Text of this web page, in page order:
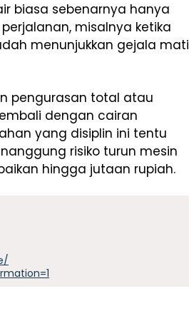
biasa sebenarnya hanya
misalnya ketika
menunjukkan gejala mati
pengurasan total atau
dengan cairan
yang disiplin ini tentu
risiko turun mesin
hingga jutaan rupiah.